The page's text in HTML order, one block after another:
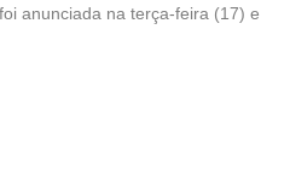
anunciada na terça-feira (17) e